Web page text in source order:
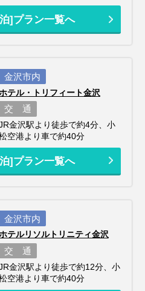
]プラン一覧へ
金沢市内
テル・トリフィート金沢
交 通
金沢駅より徒歩で約4分、小
空港より車で約40分
]プラン一覧へ
金沢市内
テルリソルトリニティ金沢
交 通
金沢駅より徒歩で約12分、小
空港より車で約40分